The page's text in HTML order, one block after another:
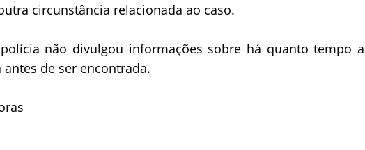
circunstância relacionada ao caso.
não divulgou informações sobre há quanto tempo a
de ser encontrada.